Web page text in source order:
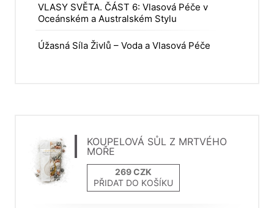
VLASY SVĚTA. ČÁST 6: Vlasová Péče v
Oceánském a Australském Stylu
Úžasná Síla Živlů – Voda a Vlasová Péče
KOUPELOVÁ SŮL Z MRTVÉHO
MOŘE
PŘIDAT DO KOŠÍKU